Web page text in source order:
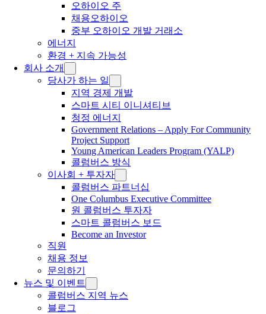
오하이오 주
채용오하이오
중부 오하이오 개발 거래소
에너지
환경 + 지속 가능성
회사 소개
당사가 하는 일
지역 경제 개발
스마트 시티 이니셔티브
청정 에너지
Government Relations – Apply For Community
Project Support
Young American Leaders Program (YALP)
콜럼버스 방식
이사회 + 투자자
콜럼버스 파트너십
One Columbus Executive Committee
원 콜럼버스 투자자
스마트 콜럼버스 보드
Become an Investor
직원
채용 정보
문의하기
뉴스 및 이벤트
콜럼버스 지역 뉴스
블로그